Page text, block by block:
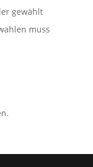
gewählt
muss